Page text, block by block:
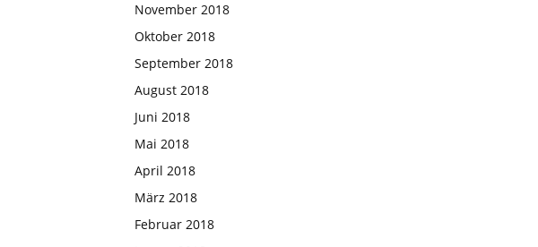
November 2018
Oktober 2018
September 2018
August 2018
Juni 2018
Mai 2018
April 2018
März 2018
Februar 2018